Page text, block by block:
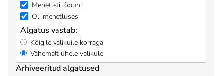
Menetleti lõpuni
Oli menetluses
Algatus vastab:
Kõigile valikuile korraga
Vähemalt ühele valikule
Arhiveeritud algatused